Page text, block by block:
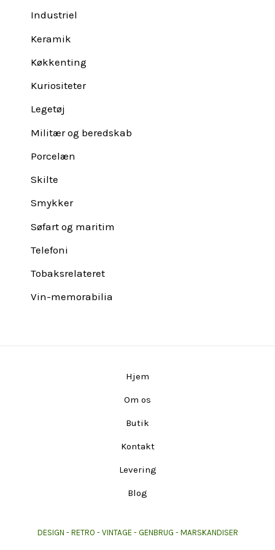
Industriel
Keramik
Køkkenting
Kuriositeter
Legetøj
Militær og beredskab
Porcelæn
Skilte
Smykker
Søfart og maritim
Telefoni
Tobaksrelateret
Vin-memorabilia
Hjem
Om os
Butik
Kontakt
Levering
Blog
DESIGN - RETRO - VINTAGE - GENBRUG - MARSKANDISER